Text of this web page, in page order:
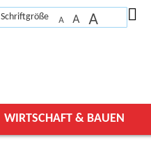
Schriftgröße A A A
WIRTSCHAFT & BAUEN